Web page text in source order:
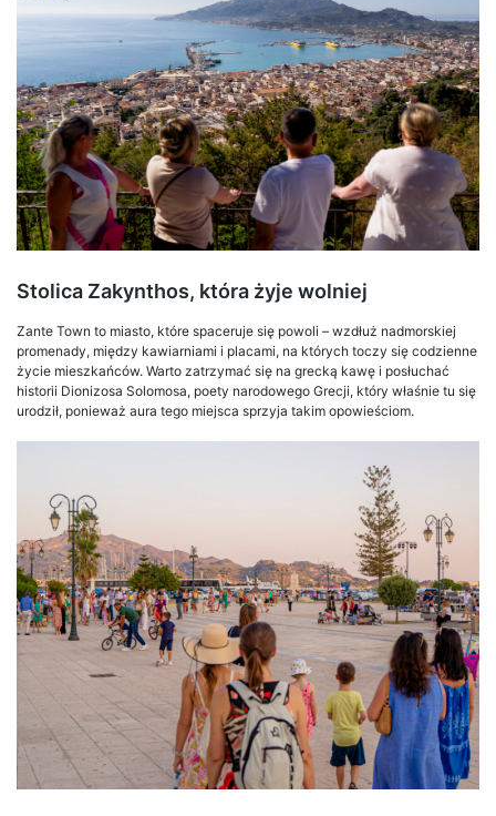
Stolica Zakynthos, która żyje wolniej
Zante Town to miasto, które spaceruje się powoli – wzdłuż nadmorskiej
promenady, między kawiarniami i placami, na których toczy się codzienne
życie mieszkańców. Warto zatrzymać się na grecką kawę i posłuchać
historii Dionizosa Solomosa, poety narodowego Grecji, który właśnie tu się
urodził, ponieważ aura tego miejsca sprzyja takim opowieściom.